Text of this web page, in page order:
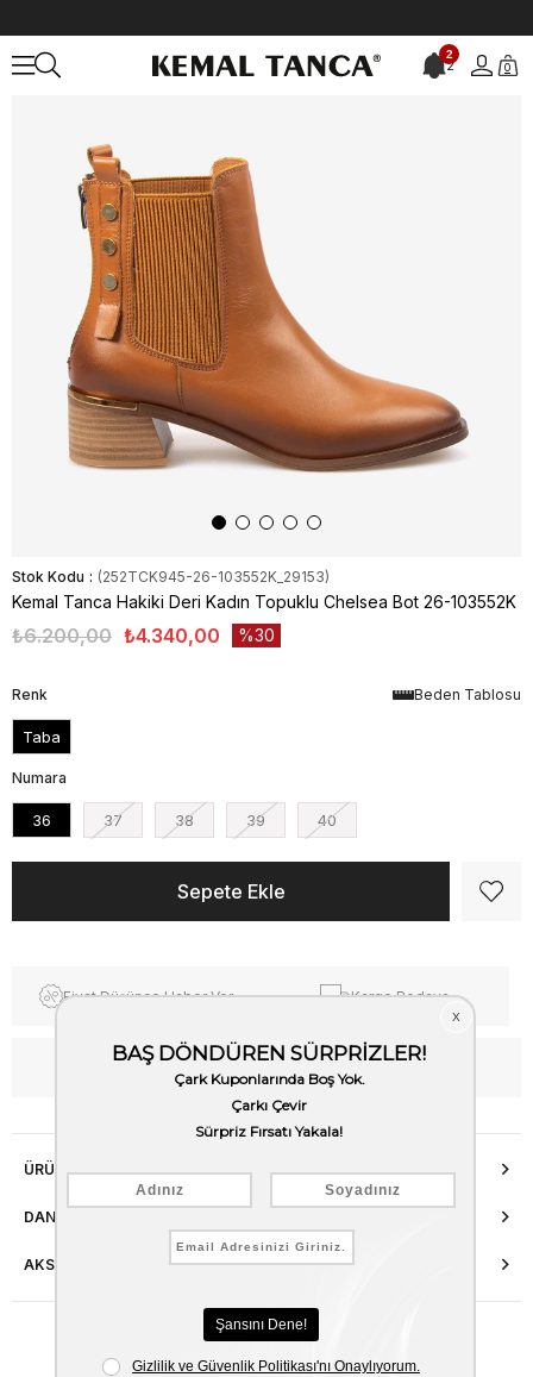
2
2 0
Stok Kodu (252TCK945-26-103552K_29153)
Kemal Tanca Hakiki Deri Kadın Topuklu Chelsea Bot 26-103552K
₺6.200,00 ₺4.340,00 30
Beden Tablosu
Renk
Taba
Numara
36 37 38 39 40
Fiyat Düşünce Haber Ver Kargo Bedava
WhatsApp’tan Bilgi Al
ÜRÜN ÖZELLIKLERI
DANIŞMA HATTI
AKSESUAR ONARIMI
Benzer Ürünler